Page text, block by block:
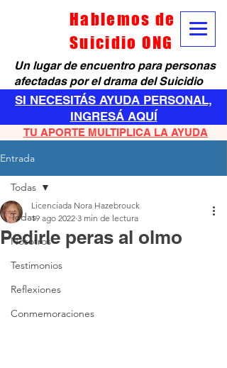
Hablemos de
Suicidio ONG
SI NECESITÁS AYUDA PERSONAL,
INGRESÁ AQUÍ
Un lugar de encuentro para personas
afectadas por el drama del Suicidio
TU APORTE MULTIPLICA LA AYUDA
Entrada
Todas
Nosotros
Testimonios
Reflexiones
Conmemoraciones
Todas
Pedirle peras al olmo
Licenciada Nora Hazebrouck
19 ago 2022 3 min de lectura